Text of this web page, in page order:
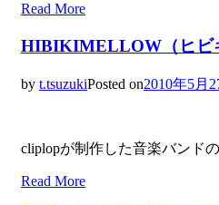
Read More
HIBIKIMELLOW（ヒビ
by t.tsuzukiPosted on2010年5月
cliplopが制作した音楽バンド
Read More